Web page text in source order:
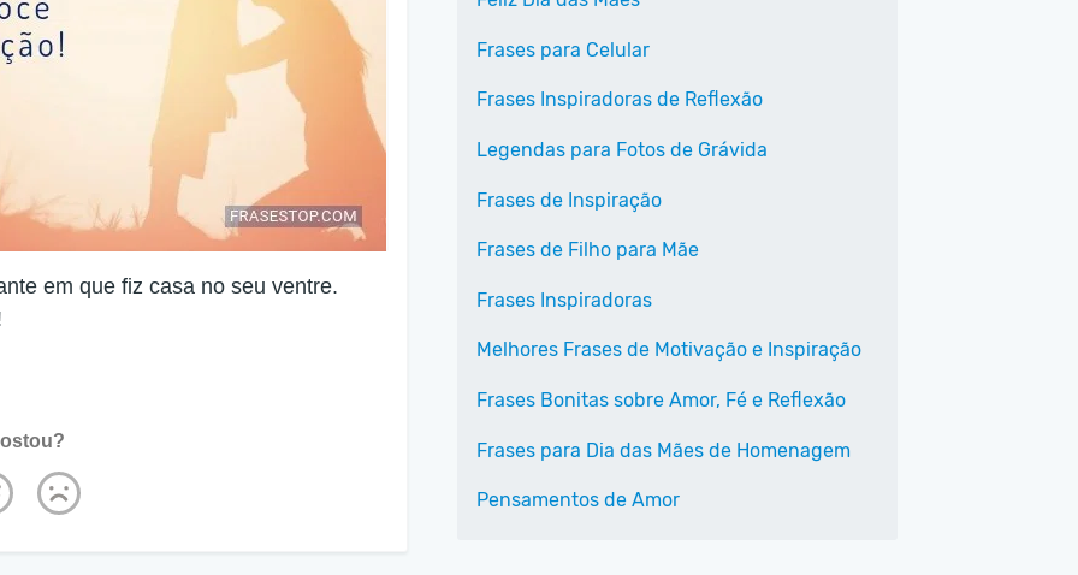
em que fiz casa no seu ventre.
Frases para Celular
Frases Inspiradoras de Reflexão
Legendas para Fotos de Grávida
Frases de Inspiração
Frases de Filho para Mãe
Frases Inspiradoras
Melhores Frases de Motivação e Inspiração
Frases Bonitas sobre Amor, Fé e Reflexão
Frases para Dia das Mães de Homenagem
Pensamentos de Amor